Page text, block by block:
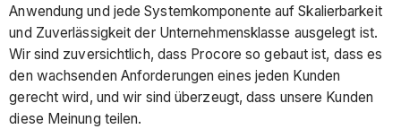
Anwendung und jede Systemkomponente auf Skalierbarkeit
und Zuverlässigkeit der Unternehmensklasse ausgelegt ist.
Wir sind zuversichtlich, dass Procore so gebaut ist, dass es
den wachsenden Anforderungen eines jeden Kunden
gerecht wird, und wir sind überzeugt, dass unsere Kunden
diese Meinung teilen.